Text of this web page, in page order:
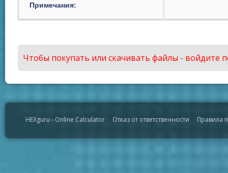
Примечания:
Чтобы покупать или скачивать файлы - войдите
HEXguru - Online Calculator Отказ от ответственности Правила